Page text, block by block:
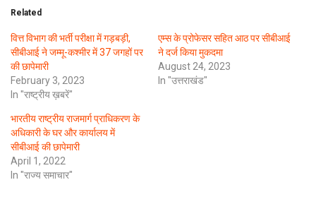
Related
वित्त विभाग की भर्ती परीक्षा में गड़बड़ी,
सीबीआई ने जम्मू-कश्मीर में 37 जगहों पर
की छापेमारी
February 3, 2023
In "राष्ट्रीय ख़बरें"
एम्स के प्रोफेसर सहित आठ पर सीबीआई
ने दर्ज किया मुकदमा
August 24, 2023
In "उत्तराखंड"
भारतीय राष्ट्रीय राजमार्ग प्राधिकरण के
अधिकारी के घर और कार्यालय में
सीबीआई की छापेमारी
April 1, 2022
In "राज्य समाचार"